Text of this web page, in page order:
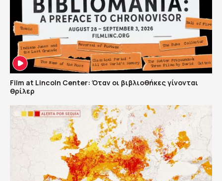
Film at Lincoln Center: Όταν οι βιβλιοθήκες γίνονται
θρίλερ